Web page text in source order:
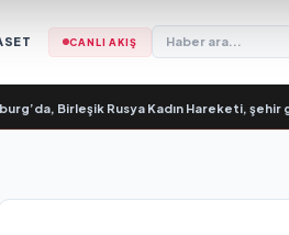
CANLI AKIŞ
Birleşik Rusya Kadın Hareketi, şehir